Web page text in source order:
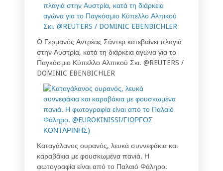
Ο Γερμανός Αντρέας Σάντερ κατεβαίνει πλαγιά
στην Αυστρία, κατά τη διάρκεια αγώνα για το
Παγκόσμιο Κύπελλο Αλπικού Σκι. @REUTERS /
DOMINIC EBENBICHLER
Καταγάλανος ουρανός, λευκά συννεφάκια και
καραβάκια με φουσκωμένα πανιά. Η
φωτογραφία είναι από το Παλαιό Φάληρο.